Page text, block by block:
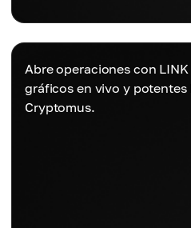
Abre operaciones con
gráficos en vivo y potentes
Cryptomus.